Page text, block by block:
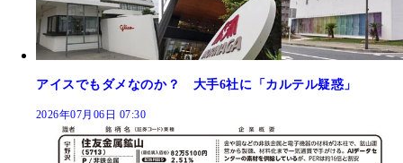
アイスでもダメなのか？ 大手6社に「カルテル疑惑」
2026年07月06日 07:30